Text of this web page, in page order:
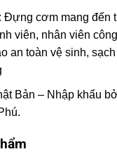
Đựng cơm mang đến
viên, nhân viên
an toàn vệ sinh,
Bản – Nhập khẩu